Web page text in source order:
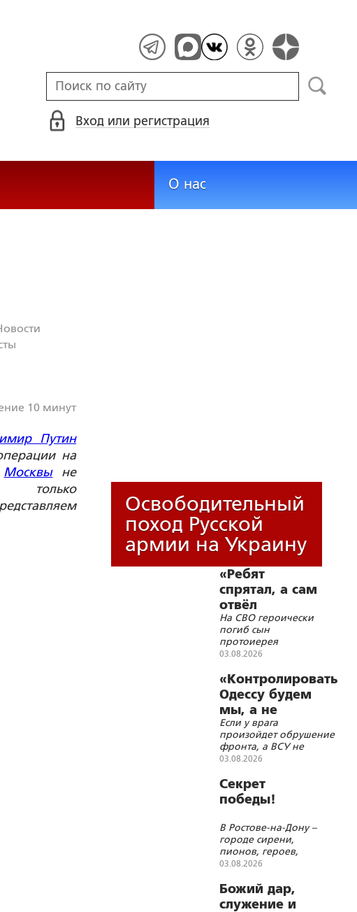
Вход или регистрация
О нас
10 минут
Путин
на
Москвыне
только
Освободительный
поход Русской
армии на Украину
«Ребят
спрятал, а сам
отвёл
внимание на
себя»
На СВО героически
погиб сын
протоиерея
Александра
03.08.2026
«Контролировать
Одессу будем
мы, а не
Британия»
Если у врага
произойдет обрушение
фронта, а ВСУ не
успеют оборудовать
Днепру или по Збручу,
российские войска
могут продвинуться
будут приниматься
условия капитуляции
03.08.2026
Секрет
победы!
В Ростове-на-Дону –
городе сирени,
пионов, героев,
молитв и красоты
03.08.2026
Божий дар,
служение и